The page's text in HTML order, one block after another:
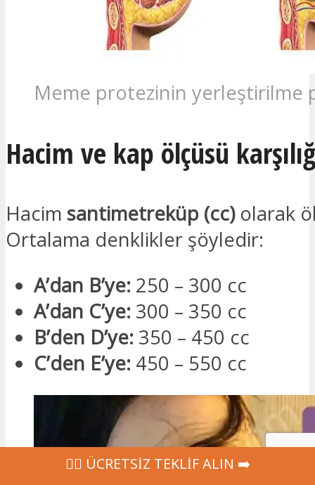
Meme protezinin yerleştirilme
Hacim ve kap ölçüsü
Hacim santimetreküp (cc)olarak
Ortalama denklikler şöyledir:
A’dan B’ye: 250 – 300 cc
A’dan C’ye: 300 – 350 cc
B’den D’ye: 350 – 450 cc
C’den E’ye: 450 – 550 cc
‍👩‍⚕ ÜCRETSİZ TEKLİF ALIN ➡️